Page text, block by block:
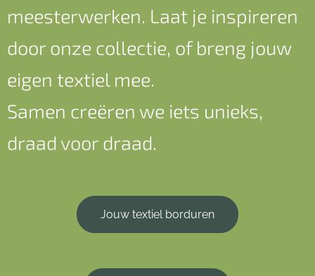
meesterwerken. Laat je inspireren
door onze collectie, of breng jouw
eigen textiel mee.
Samen creëren we iets unieks,
draad voor draad.
Jouw textiel borduren